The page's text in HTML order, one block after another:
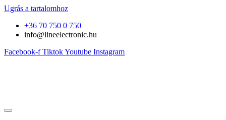
Ugrás a tartalomhoz
+36 70 750 0 750
info@lineelectronic.hu
Facebook-f TiktokYoutube Instagram